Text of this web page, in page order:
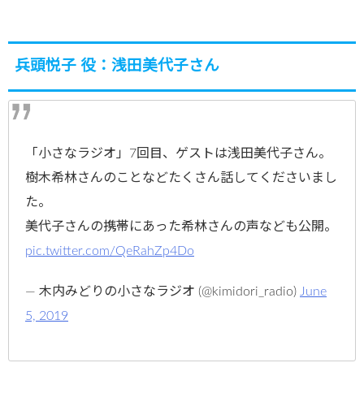
兵頭悦子 役：浅田美代子さん
「小さなラジオ」7回目、ゲストは浅田美代子さん。
樹木希林さんのことなどたくさん話してくださいまし
た。
美代子さんの携帯にあった希林さんの声なども公開。
pic.twitter.com/QeRahZp4Do
— 木内みどりの小さなラジオ (@kimidori_radio) June
5, 2019